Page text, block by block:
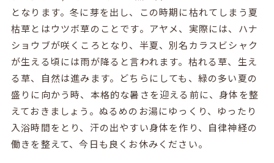
となります。冬に芽を出し、この時期に枯れてしまう夏
枯草とはウツボ草のことです。アヤメ、実際には、ハナ
ショウブが咲くころとなり、半夏、別名カラスビシャク
が生える頃には雨が降ると言われます。枯れる草、生え
る草、自然は進みます。どちらにしても、緑の多い夏の
盛りに向かう時、本格的な暑さを迎える前に、身体を整
えておきましょう。ぬるめのお湯にゆっくり、ゆったり
入浴時間をとり、汗の出やすい身体を作り、自律神経の
働きを整えて、今日も良くお休みください。